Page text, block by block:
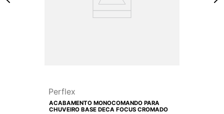
Perflex
ACABAMENTO MONOCOMANDO PARA
CHUVEIRO BASE DECA FOCUS CROMADO